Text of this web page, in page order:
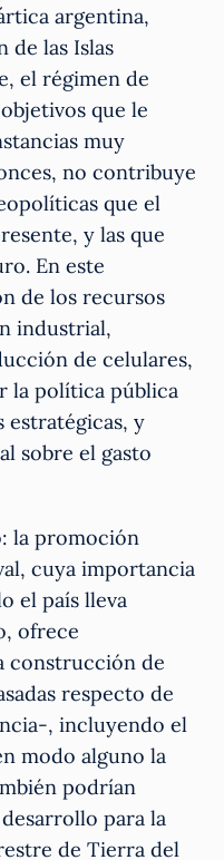
argentina,
de las Islas
el régimen de
que le
muy
no contribuye
que el
y las que
En este
de los recursos
industrial,
de celulares,
la política pública
estratégicas, y
sobre el gasto
la promoción
cuya importancia
el país lleva
ofrece
construcción de
respecto de
, incluyendo el
modo alguno la
podrían
para la
de Tierra del